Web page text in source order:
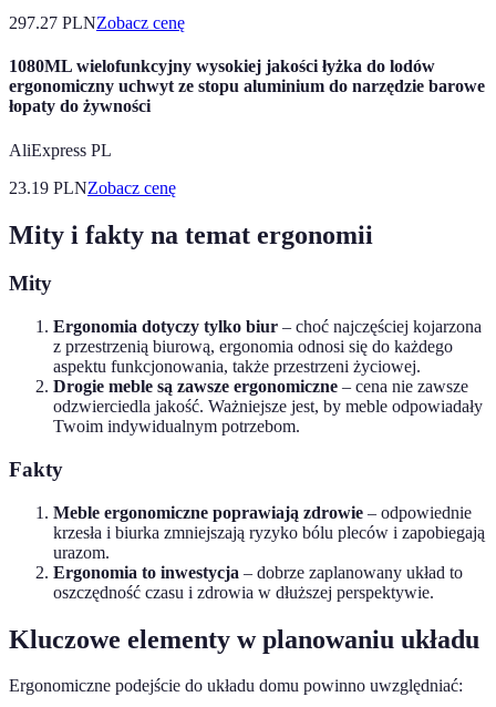
297.27 PLNZobacz cenę
1080ML wielofunkcyjny wysokiej jakości łyżka do lodów
ergonomiczny uchwyt ze stopu aluminium do narzędzie barowe
łopaty do żywności
AliExpress PL
23.19 PLNZobacz cenę
Mity i fakty na temat ergonomii
Mity
Ergonomia dotyczy tylko biur – choć najczęściej kojarzona
z przestrzenią biurową, ergonomia odnosi się do każdego
aspektu funkcjonowania, także przestrzeni życiowej.
Drogie meble są zawsze ergonomiczne – cena nie zawsze
odzwierciedla jakość. Ważniejsze jest, by meble odpowiadały
Twoim indywidualnym potrzebom.
Fakty
Meble ergonomiczne poprawiają zdrowie – odpowiednie
krzesła i biurka zmniejszają ryzyko bólu pleców i zapobiegają
urazom.
Ergonomia to inwestycja – dobrze zaplanowany układ to
oszczędność czasu i zdrowia w dłuższej perspektywie.
Kluczowe elementy w planowaniu układu
Ergonomiczne podejście do układu domu powinno uwzględniać: